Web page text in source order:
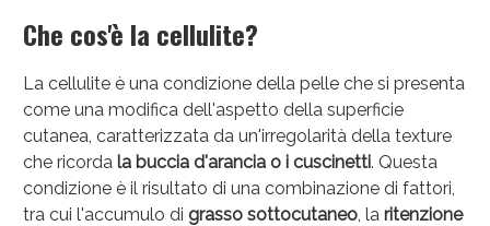
Che cos'è la cellulite?
La cellulite è una condizione della pelle che si presenta
come una modifica dell'aspetto della superficie
cutanea, caratterizzata da un'irregolarità della texture
che ricorda la buccia d'arancia o i cuscinetti. Questa
condizione è il risultato di una combinazione di fattori,
tra cui l'accumulo di grasso sottocutaneo, la ritenzione